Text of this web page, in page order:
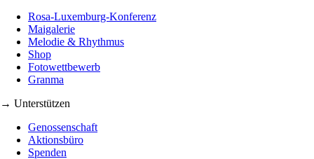
Rosa-Luxemburg-Konferenz
Maigalerie
Melodie & Rhythmus
Shop
Fotowettbewerb
Granma
→ Unterstützen
Genossenschaft
Aktionsbüro
Spenden